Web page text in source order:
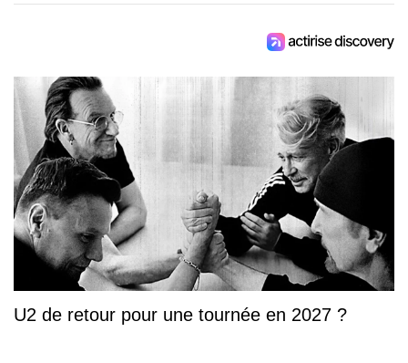
U2 de retour pour une tournée en 2027 ?